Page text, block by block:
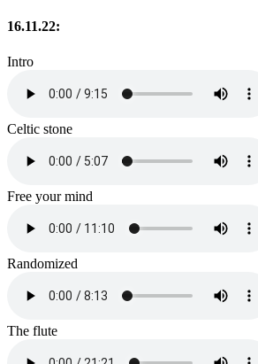
16.11.22:
Intro
Celtic stone
Free your mind
Randomized
The flute